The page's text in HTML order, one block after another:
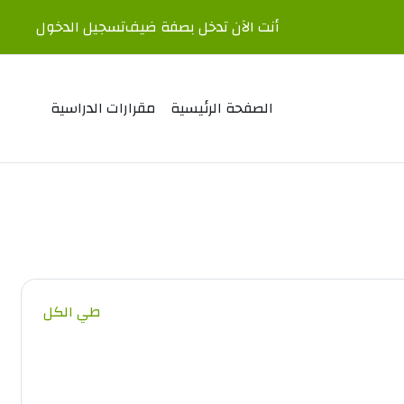
أنت الآن تدخل بصفة ضيفتسجيل الدخول
الصفحة الرئيسية
مقرارات الدراسية
طي الكل